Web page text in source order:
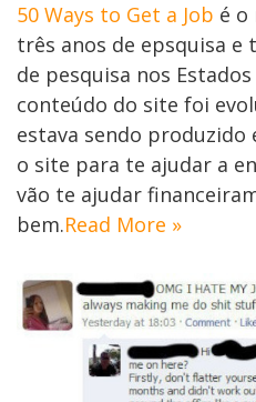
50 Ways to Get a Job é o
três anos de epsquisa e
de pesquisa nos
conteúdo do site foi
estava sendo produzido
o site para te ajudar a
vão te ajudar
bem.Read More »